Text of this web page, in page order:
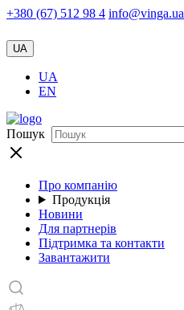
+380 (67) 512 98 4 info@vinga.ua
UA
UA
EN
Пошук
Про компанію
Продукція
Новини
Для партнерів
Підтримка та контакти
Завантажити